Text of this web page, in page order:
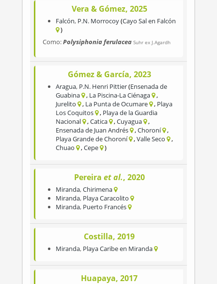
Vera & Gómez, 2025
Falcón, P.N. Morrocoy Cayo Sal en Falcón
Como:Polysiphonia ferulacea Suhr ex J.Agardh
Gómez & García, 2023
Aragua, P.N. Henri Pittier Ensenada de
Guabina
La Piscina-La Ciénaga
Jurelito
La Punta de Ocumare
Playa
Los Coquitos
Playa de la Guardia
Nacional
Catica
Cuyagua
Ensenada de Juan Andrés
Choroní
Playa Grande de Choroní
Valle Seco
Chuao
Cepe
Pereira et al., 2020
Miranda,Chirimena
Miranda, Playa Caracolito
Miranda, Puerto Francés
Costilla, 2019
Miranda, Playa Caribe en Miranda
Huapaya, 2017